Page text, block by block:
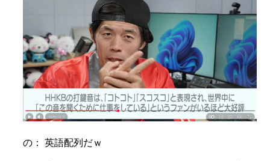
の： 英語配列だｗ